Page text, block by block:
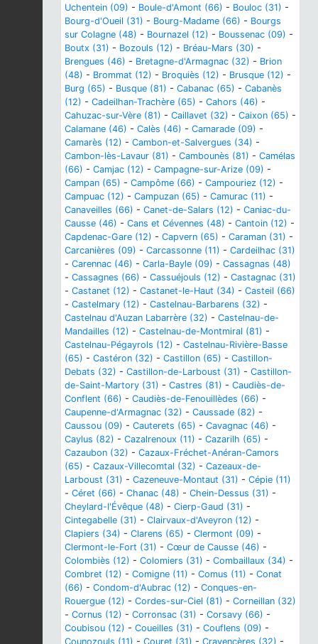
Uchentein (09) - Boule-d'Amont (66) - Bouloc (31) -
Bourg-d'Oueil (31) - Bourg-Madame (66) - Bourgs
sur Colagne (48) - Bournazel (12) - Boussenac (09) -
Boutx (31) - Bozouls (12) - Bréau-Mars (30) -
Brengues (46) - Bretagne-d'Armagnac (32) - Brion
(48) - Brommat (12) - Broquiès (12) - Brusque (12) -
Burg (65) - Busque (81) - Cabanac (65) - Cabanès
(12) - Cadeilhan-Trachère (65) - Cahors (46) -
Cahuzac-sur-Vère (81) - Caillavet (32) - Caixon (65) -
Calamane (46) - Calès (46) - Camarade (09) -
Camarès (12) - Cambon-et-Salvergues (34) -
Cambon-lès-Lavaur (81) - Cambounès (81) - Camélas
(66) - Camjac (12) - Campagne-sur-Arize (09) -
Campan (65) - Campôme (66) - Campouriez (12) -
Campuac (12) - Campuzan (65) - Camurac (11) -
Canaveilles (66) - Canet-de-Salars (12) - Caniac-du-
Causse (46) - Cans et Cévennes (48) - Cantoin (12) -
Capdenac-Gare (12) - Capvern (65) - Caraman (31) -
Carcanières (09) - Carcassonne (11) - Cardeilhac (31)
- Carennac (46) - Carla-Bayle (09) - Cassagnas (48)
- Cassagnes (66) - Cassuéjouls (12) - Castagnac (31)
- Castanet (12) - Castanet-le-Haut (34) - Casteil (66)
- Castelmary (12) - Castelnau-Barbarens (32) -
Castelnau d'Auzan Labarrère (32) - Castelnau-de-
Mandailles (12) - Castelnau-de-Montmiral (81) -
Castelnau-Pégayrols (12) - Castelnau-Rivière-Basse
(65) - Castéron (32) - Castillon (65) - Castillon-
Debats (32) - Castillon-de-Larboust (31) - Castillon-
de-Saint-Martory (31) - Castres (81) - Caudiès-de-
Conflent (66) - Caudiès-de-Fenouillèdes (66) -
Caupenne-d'Armagnac (32) - Caussade (82) -
Caussou (09) - Cauterets (65) - Cavagnac (46) -
Caylus (82) - Cazalrenoux (11) - Cazarilh (65) -
Cazaubon (32) - Cazaux-Fréchet-Anéran-Camors
(65) - Cazaux-Villecomtal (32) - Cazeaux-de-
Larboust (31) - Cazeneuve-Montaut (31) - Cépie (11)
- Céret (66) - Chanac (48) - Chein-Dessus (31) -
Cheylard-l'Évêque (48) - Cierp-Gaud (31) -
Cintegabelle (31) - Clairvaux-d'Aveyron (12) -
Clapiers (34) - Clarens (65) - Clermont (09) -
Clermont-le-Fort (31) - Cœur de Causse (46) -
Colombiès (12) - Colomiers (31) - Combaillaux (34) -
Combret (12) - Comigne (11) - Comus (11) - Conat
(66) - Condom-d'Aubrac (12) - Conques-en-
Rouergue (12) - Cordes-sur-Ciel (81) - Corneillan (32)
- Cornus (12) - Corronsac (31) - Corsavy (66) -
Coubisou (12) - Coueilles (31) - Couflens (09) -
Counozouls (11) - Couret (31) - Cravencères (32) -